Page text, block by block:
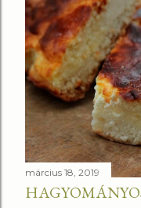
március 18, 2019